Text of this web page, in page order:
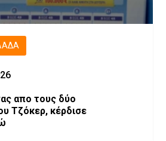
απο τους δύο
Τζόκερ, κέρδισε